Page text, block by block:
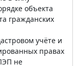
объекта
гражданских
учёте и
правах
не